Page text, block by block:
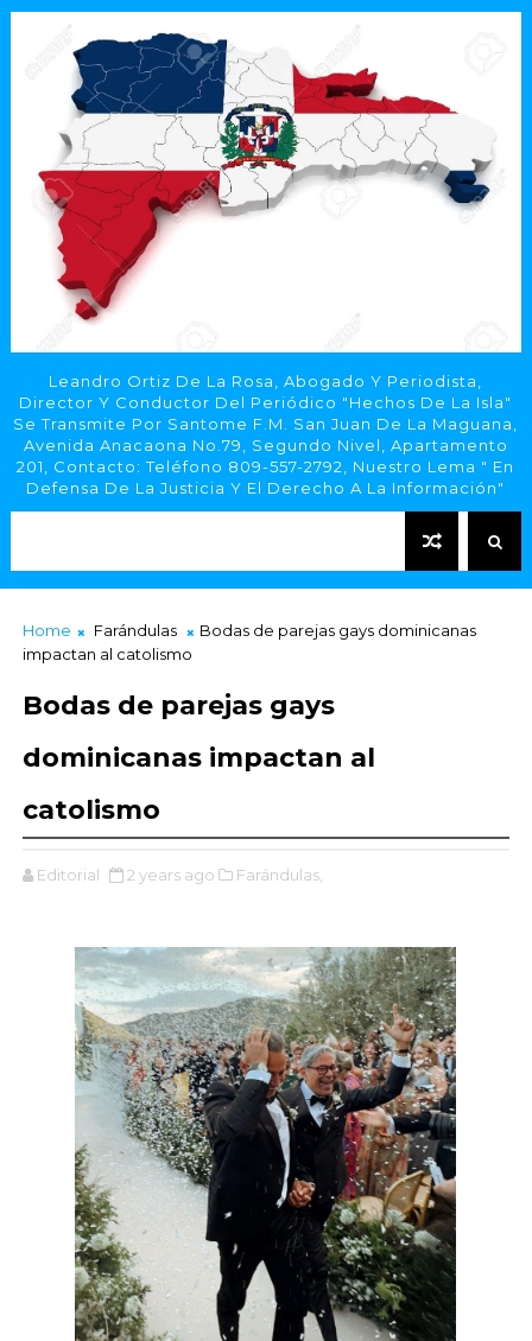
Leandro Ortiz De La Rosa, Abogado Y Periodista,
Director Y Conductor Del Periódico "Hechos De La Isla"
Se Transmite Por Santome F.M. San Juan De La Maguana,
Avenida Anacaona No.79, Segundo Nivel, Apartamento
201, Contacto: Teléfono 809-557-2792, Nuestro Lema " En
Defensa De La Justicia Y El Derecho A La Información"
Home Farándulas
Bodas de parejas gays dominicanas
impactan al catolismo
Bodas de parejas gays
dominicanas impactan al
catolismo
Editorial 2 years ago Farándulas,